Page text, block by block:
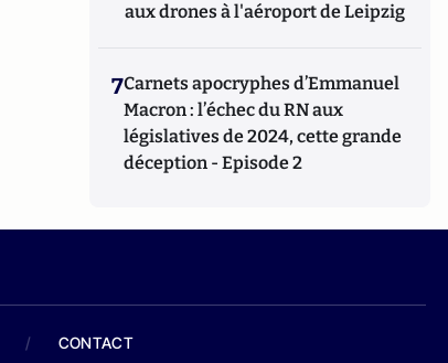
aux drones à l'aéroport de Leipzig
7Carnets apocryphes d’Emmanuel
Macron : l’échec du RN aux
législatives de 2024, cette grande
déception - Episode 2
/ CONTACT